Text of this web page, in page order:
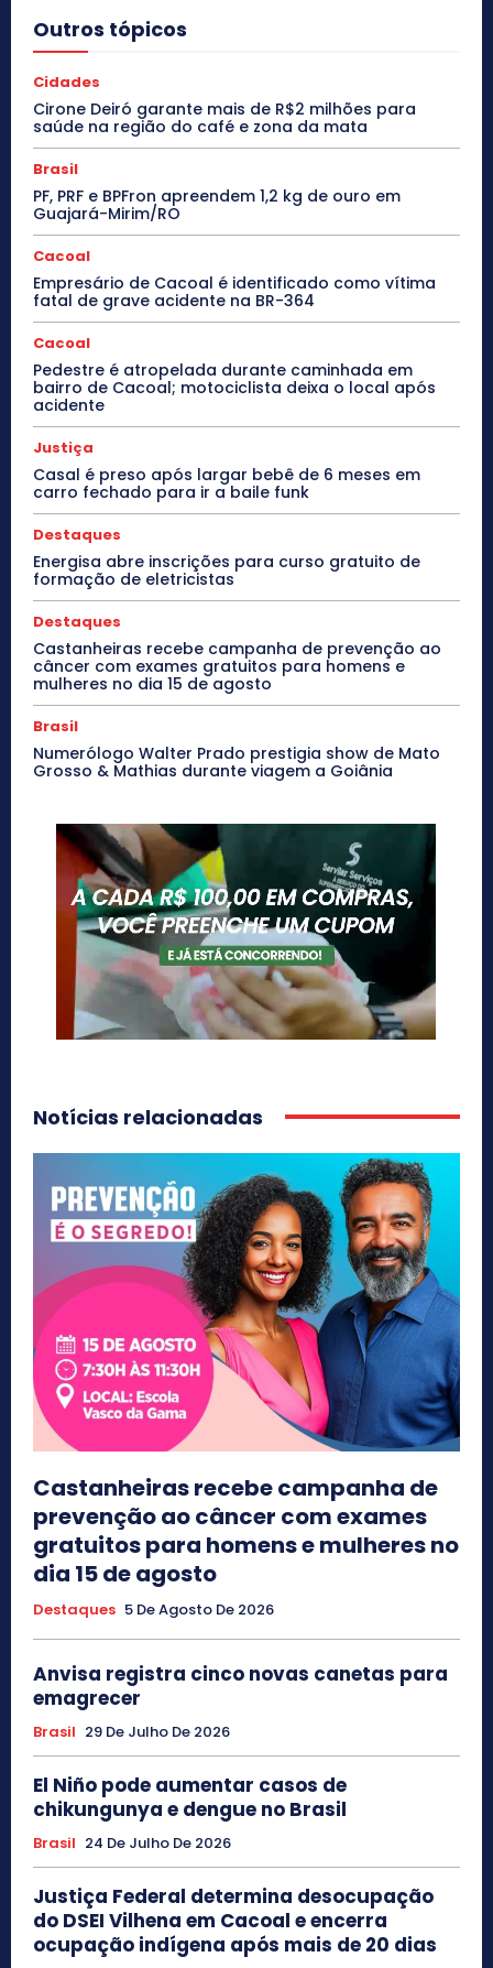
Outros tópicos
Cidades
Cirone Deiró garante mais de R$2 milhões para
saúde na região do café e zona da mata
Brasil
PF, PRF e BPFron apreendem 1,2 kg de ouro em
Guajará-Mirim/RO
Cacoal
Empresário de Cacoal é identificado como vítima
fatal de grave acidente na BR-364
Cacoal
Pedestre é atropelada durante caminhada em
bairro de Cacoal; motociclista deixa o local após
acidente
Justiça
Casal é preso após largar bebê de 6 meses em
carro fechado para ir a baile funk
Destaques
Energisa abre inscrições para curso gratuito de
formação de eletricistas
Destaques
Castanheiras recebe campanha de prevenção ao
câncer com exames gratuitos para homens e
mulheres no dia 15 de agosto
Brasil
Numerólogo Walter Prado prestigia show de Mato
Grosso & Mathias durante viagem a Goiânia
Notícias relacionadas
Castanheiras recebe campanha de
prevenção ao câncer com exames
gratuitos para homens e mulheres no
dia 15 de agosto
Destaques 5 De Agosto De 2026
Anvisa registra cinco novas canetas para
emagrecer
Brasil 29 De Julho De 2026
El Niño pode aumentar casos de
chikungunya e dengue no Brasil
Brasil 24 De Julho De 2026
Justiça Federal determina desocupação
do DSEI Vilhena em Cacoal e encerra
ocupação indígena após mais de 20 dias